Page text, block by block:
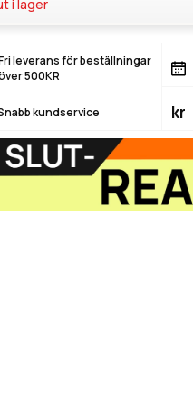
i lager
leverans för beställningar
500KR
kundservice kr